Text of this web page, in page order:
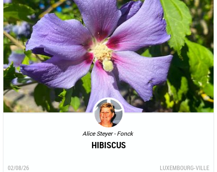
Alice Steyer - Fonck
HIBISCUS
02/08/26 LUXEMBOURG-VILLE